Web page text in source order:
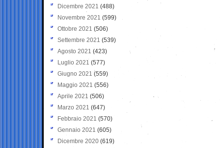
Dicembre 2021 (488)
Novembre 2021 (599)
Ottobre 2021 (506)
Settembre 2021 (539)
Agosto 2021 (423)
Luglio 2021 (577)
Giugno 2021(559)
Maggio 2021 (556)
Aprile 2021 (506)
Marzo 2021 (647)
Febbraio 2021 (570)
Gennaio 2021 (605)
Dicembre 2020 (619)